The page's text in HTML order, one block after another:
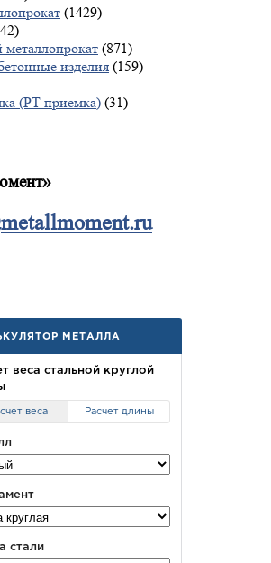
(1429)
(871)
изделия (159)
(РТ приемка) (31)